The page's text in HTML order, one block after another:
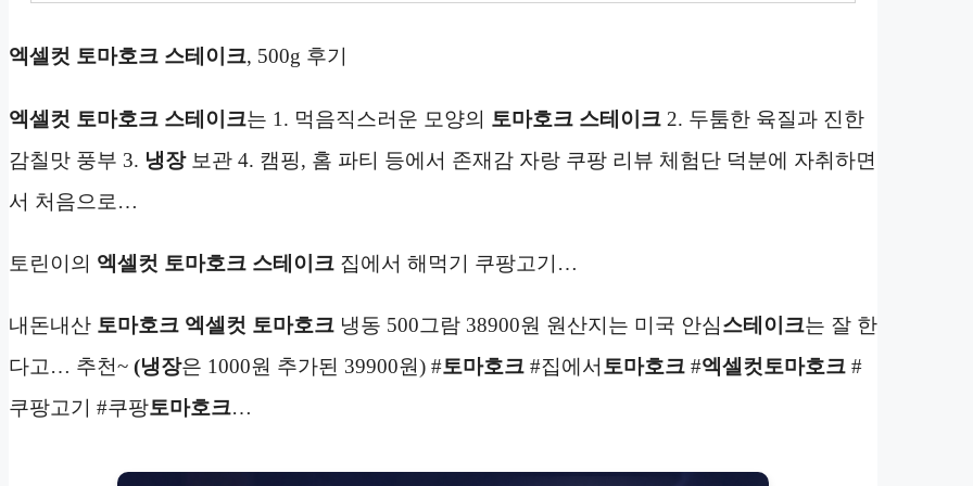
엑셀컷 토마호크 스테이크, 500g 후기
엑셀컷 토마호크 스테이크는 1. 먹음직스러운 모양의 토마호크 스테이크 2. 두툼한 육질과 진한
감칠맛 풍부 3. 냉장보관 4. 캠핑, 홈 파티 등에서 존재감 자랑 쿠팡 리뷰 체험단 덕분에 자취하면
서 처음으로…
토린이의 엑셀컷 토마호크 스테이크 집에서 해먹기 쿠팡고기…
내돈내산 토마호크 엑셀컷 토마호크 냉동 500그람 38900원 원산지는 미국 안심스테이크는 잘 한
다고… 추천~ (냉장은 1000원 추가된 39900원) #토마호크 #집에서 토마호크 #엑셀컷토마호크 #
쿠팡고기 #쿠팡토마호크…